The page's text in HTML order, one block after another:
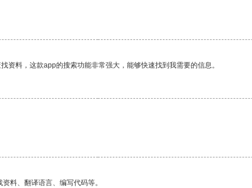
料，这款app的搜索功能非常强大，能够快速找到我需要的信息。
料、翻译语言、编写代码等。